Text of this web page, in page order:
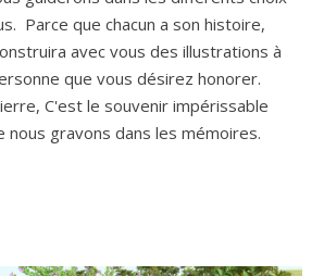
Parce que chacun a son histoire,
avec vous des illustrations à
que vous désirez honorer.
C'est le souvenir impérissable
nous gravons dans les mémoires.